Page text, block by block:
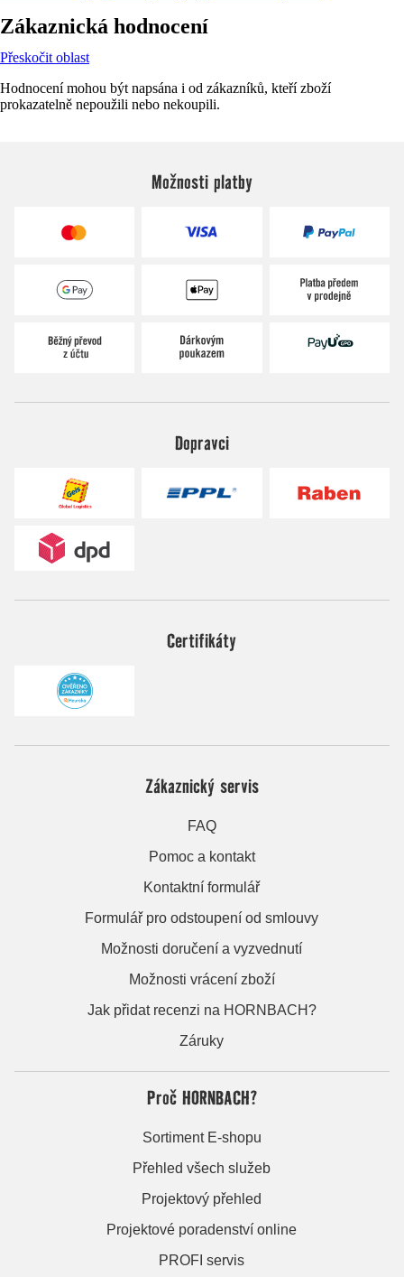
Zákaznická hodnocení
Přeskočit oblast
Hodnocení mohou být napsána i od zákazníků, kteří zboží
prokazatelně nepoužili nebo nekoupili.
Možnosti platby
Dopravci
Certifikáty
Zákaznický servis
FAQ
Pomoc a kontakt
Kontaktní formulář
Formulář pro odstoupení od smlouvy
Možnosti doručení a vyzvednutí
Možnosti vrácení zboží
Jak přidat recenzi na HORNBACH?
Záruky
Proč HORNBACH?
Sortiment E-shopu
Přehled všech služeb
Projektový přehled
Projektové poradenství online
PROFI servis